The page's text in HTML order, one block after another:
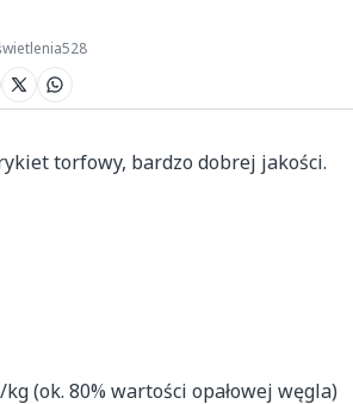
528
torfowy, bardzo dobrej jakości.
(ok. 80% wartości opałowej węgla)